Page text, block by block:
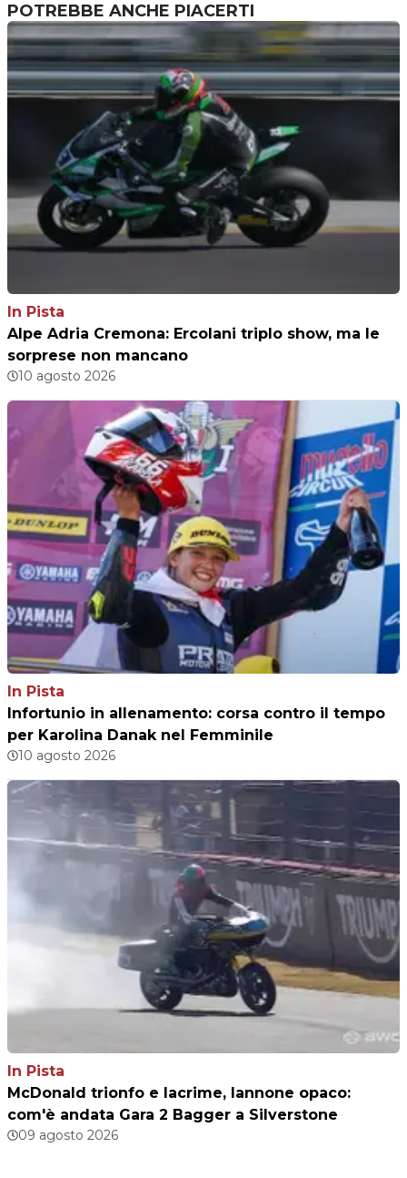
POTREBBE ANCHE PIACERTI
In Pista
Alpe Adria Cremona: Ercolani triplo show, ma le
sorprese non mancano
10 agosto 2026
In Pista
Infortunio in allenamento: corsa contro il tempo
per Karolina Danak nel Femminile
10 agosto 2026
In Pista
McDonald trionfo e lacrime, Iannone opaco:
com'è andata Gara 2 Bagger a Silverstone
09 agosto 2026